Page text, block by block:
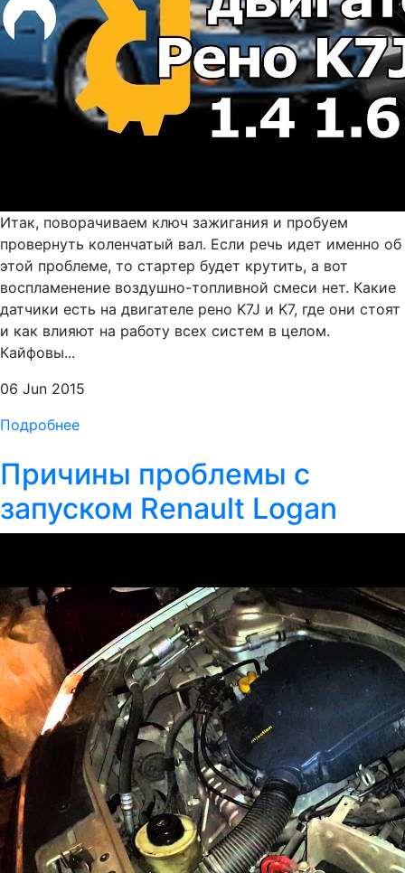
Итак, поворачиваем ключ зажигания и пробуем
провернуть коленчатый вал. Если речь идет именно об
этой проблеме, то стартер будет крутить, а вот
воспламенение воздушно-топливной смеси нет. Какие
датчики есть на двигателе рено K7J и K7, где они стоят
и как влияют на работу всех систем в целом.
Кайфовы...
06 Jun 2015
Подробнее
Причины проблемы с
запуском Renault Logan